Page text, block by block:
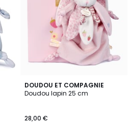
DOUDOU ET COMPAGNIE
Doudou lapin 25 cm
28,00 €